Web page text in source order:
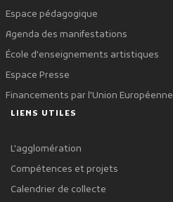
Espace pédagogique
Agenda des manifestations
École d'enseignements artistiques
Espace Presse
Financements par l'Union Européenne
LIENS UTILES
L'agglomération
Compétences et projets
Calendrier de collecte